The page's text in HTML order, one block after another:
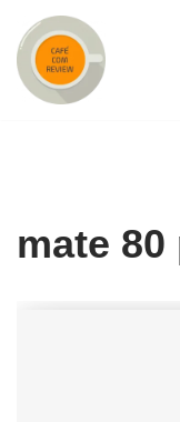
Pular
para
mate 80